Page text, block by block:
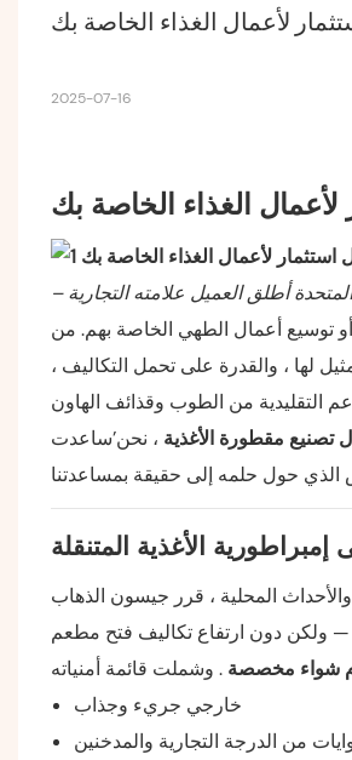
لأعمال الغذاء الخاصة بك
2025-07-16
الغذاء الخاصة بك
توسيع أعمال الطهي الخاصة بهم. من
لها ، والقدرة على تحمل التكاليف ،
تصنيع مقطورة الأغذية ، نحن’ساعدت VE مئات العملاء في جميع أنحاء العالم في إحياء أفكار أعمالهم للأغذية
الأغذية المتنقلة
المحلية ، قرر جيسون الذهاب
شواء مخصصة
خارجي جريء وجذاب
من الدرجة التجارية والمدخنين